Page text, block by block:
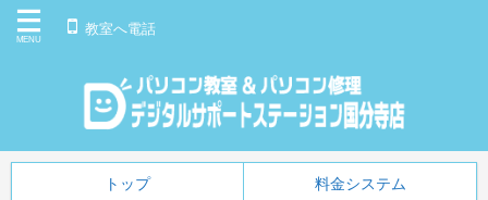
教室へ電話
トップ 料金システム